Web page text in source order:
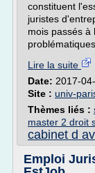
constituent
juristes
mois passés à
Lire la suite
Date: 2017-
Site : univ-
Thèmes liés :
master 2 droit
cabinet d
Emploi